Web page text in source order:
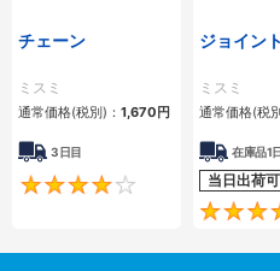
チェーン
ミスミ
通常価格(税別)： 1,670 円
3日目
4.2
ジョイン
ミスミ
通常価格(税
在庫品1
当日出荷